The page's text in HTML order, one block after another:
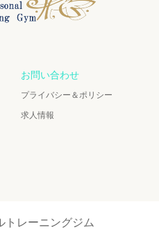
お問い合わせ
プライバシー＆ポリシー
求人情報
トレーニングジム